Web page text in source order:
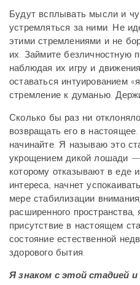
Будут всплывать мысли и
устремляться за ними. Не
этими стремлениями и не
их. Займите безличностную
наблюдая их игру и
оставаться интуированием
стремление к думанью.
Сколько бы раз ни
возвращать его в
начинайте. Я называю это
укрощением дикой лошади
которому отказывают в еде
интереса, начнет
мере стабилизации
расширенного пространства,
присутствие в настоящем
состояние естественной
здорового бытия.
Я знаком с этой стадией и